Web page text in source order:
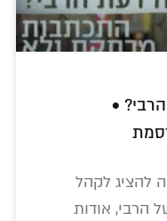
•
להציג לקהל
הרבי, אודות